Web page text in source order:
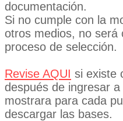
documentación.
Si no cumple con la
otros medios, no será
proceso de selección.
Revise AQUI si existe
después de ingresar
mostrara para cada
descargar las bases.